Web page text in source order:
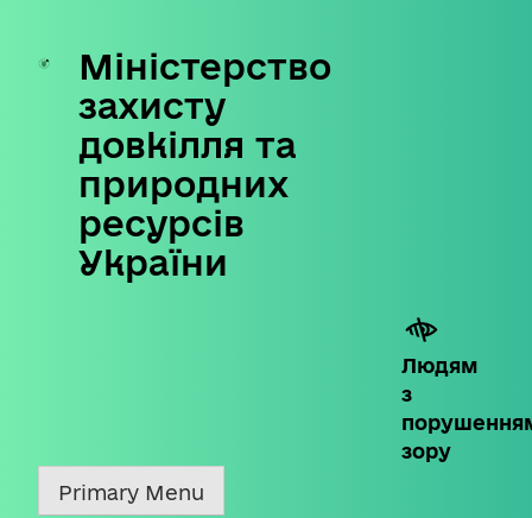
Skip
content
Міністерство
захисту
довкілля та
природних
ресурсів
України
Людям
з
зору
Primary Menu